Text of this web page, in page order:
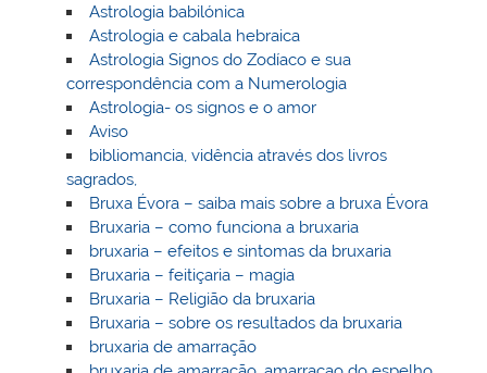
Astrologia babilónica
Astrologia e cabala hebraica
Astrologia Signos do Zodíaco e sua
correspondência com a Numerologia
Astrologia- os signos e o amor
Aviso
bibliomancia, vidência através dos livros
sagrados,
Bruxa Évora – saiba mais sobre a bruxa Évora
Bruxaria – como funciona a bruxaria
bruxaria – efeitos e sintomas da bruxaria
Bruxaria – feitiçaria – magia
Bruxaria – Religião da bruxaria
Bruxaria – sobre os resultados da bruxaria
bruxaria de amarração